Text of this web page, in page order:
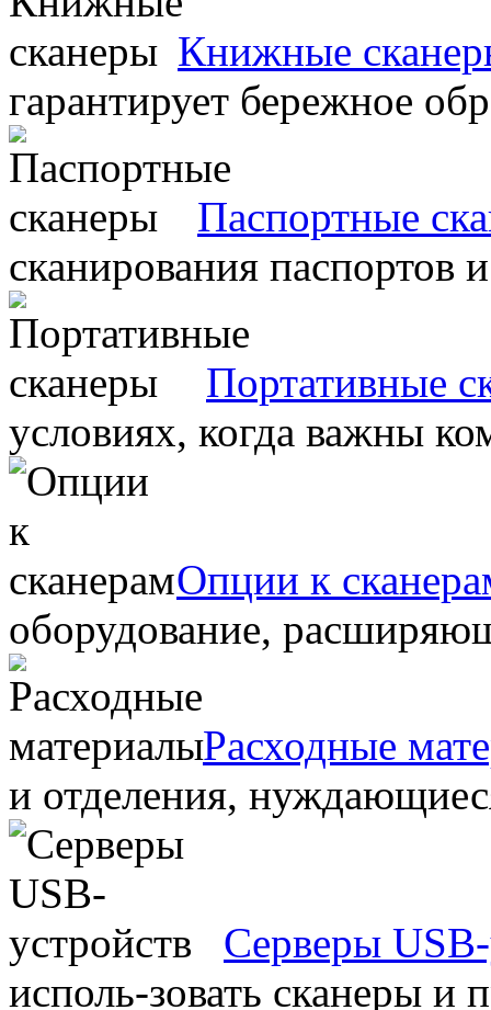
Книжные
гарантирует бережное
Паспортные
сканирования паспортов
Портативные
условиях, когда важны
Опции к
оборудование,
Расходные
и отделения,
Серверы
исполь-зовать сканеры и